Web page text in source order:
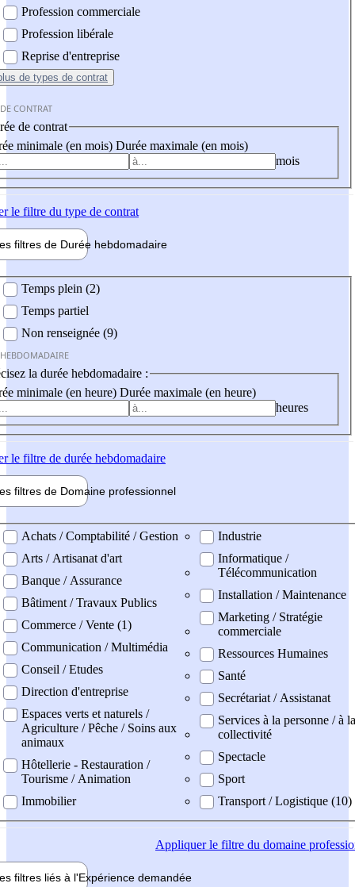
Profession commerciale
Profession libérale
Reprise d'entreprise
de types de contrat
CONTRAT
de contrat
minimale (en mois) Durée maximale (en mois)
mois
le filtre du type de contrat
filtres de Durée hebdomadaire
Temps plein (2)
Temps partiel
Non renseignée (9)
la durée hebdomadaire :
minimale (en heure) Durée maximale (en heure)
heures
le filtre de durée hebdomadaire
filtres de Domaine professionnel
professionel
Achats / Comptabilité / Gestion
Arts / Artisanat d'art
Banque / Assurance
Bâtiment / Travaux Publics
Commerce / Vente (1)
Communication / Multimédia
Conseil / Etudes
Direction d'entreprise
Espaces verts et naturels /
Agriculture / Pêche / Soins aux
animaux
Hôtellerie - Restauration /
Tourisme / Animation
Immobilier
Industrie
Informatique /
Télécommunication
Installation / Maintenance
Marketing / Stratégie
commerciale
Ressources Humaines
Santé
Secrétariat / Assistanat
Services à la personne / à la
collectivité
Spectacle
Sport
Transport / Logistique (10)
Appliquerle filtre du domaine
filtres liés à l'Expérience demandée